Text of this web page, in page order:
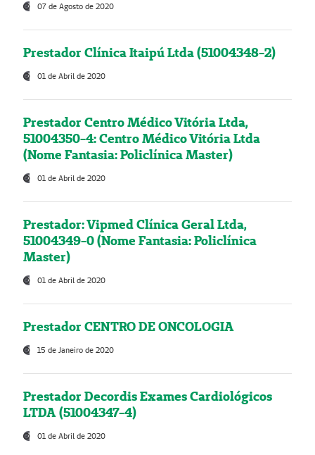
07 de Agosto de 2020
Prestador Clínica Itaipú Ltda (51004348-2)
01 de Abril de 2020
Prestador Centro Médico Vitória Ltda,
51004350-4: Centro Médico Vitória Ltda
(Nome Fantasia: Policlínica Master)
01 de Abril de 2020
Prestador: Vipmed Clínica Geral Ltda,
51004349-0 (Nome Fantasia: Policlínica
Master)
01 de Abril de 2020
Prestador CENTRO DE ONCOLOGIA
15 de Janeiro de 2020
Prestador Decordis Exames Cardiológicos
LTDA (51004347-4)
01 de Abril de 2020